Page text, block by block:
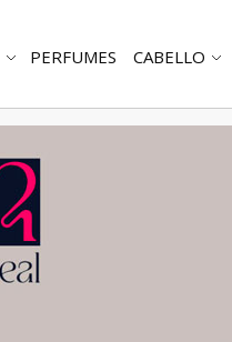
ABRIR
PERFUMES CABELLO